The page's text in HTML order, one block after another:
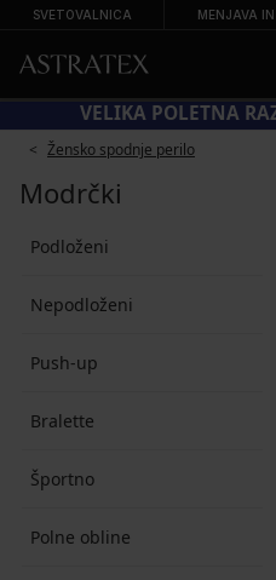
SVETOVALNICA MENJAVA
VELIKA POLETNA
Žensko spodnje perilo
Modrčki
Podloženi
Nepodloženi
Push-up
Bralette
Športno
Polne obline